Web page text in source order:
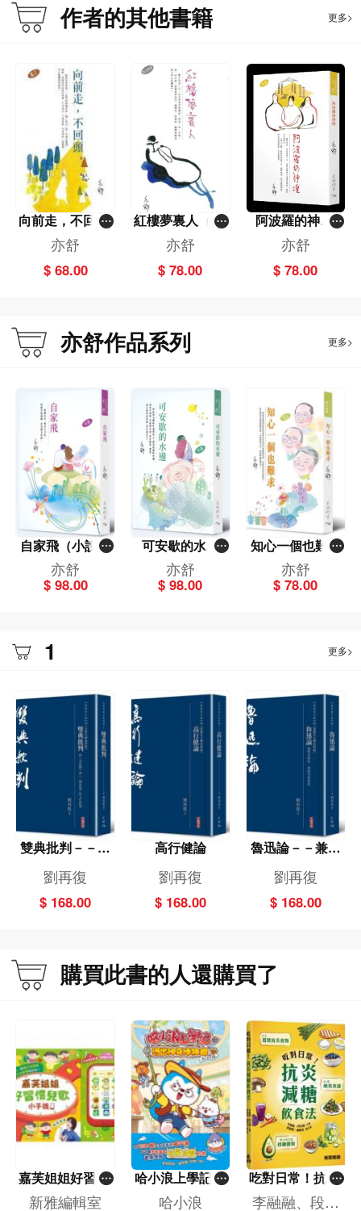
作者的其他書籍 更多>
向前走，不回頭
－－亦舒作品系
列（285）
亦舒
$ 68.00
紅樓夢裏人（散
文）－－亦舒作
品系列（301）
亦舒
$ 78.00
阿波羅的神壇
（小說）－－亦
舒作品系列（30
2）
亦舒
$ 78.00
亦舒作品系列 更多>
自家飛（小說）
－－亦舒作品系
列（337）
亦舒
$ 98.00
可安歇的水邊
（小說）－－亦
舒作品系列（33
亦舒
$ 98.00
知心一個也難求
（散文）－－亦
舒作品系列（33
亦舒
$ 78.00
1 更多>
雙典批判－－對
《水滸傳》和
《三國演義》的
文化批判
劉再復
$ 168.00
高行健論
劉再復
$ 168.00
魯迅論－－兼與
李澤厚、林崗共
悟魯迅
劉再復
$ 168.00
購買此書的人還購買了
嘉芙姐姐好習慣
兒歌小手機
新雅編輯室
哈小浪上學記(1
3)——逃出神奇
哈小浪
吃對日常！抗炎
減糖飲食法
李融融、段佳